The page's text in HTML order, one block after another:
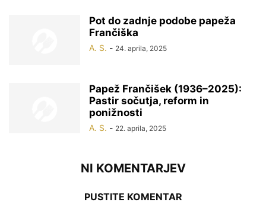
Pot do zadnje podobe papeža
Frančiška
A. S. - 24. aprila, 2025
Papež Frančišek (1936–2025):
Pastir sočutja, reform in
ponižnosti
A. S. - 22. aprila, 2025
NI KOMENTARJEV
PUSTITE KOMENTAR